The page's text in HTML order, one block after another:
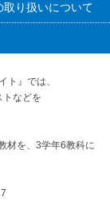
取り扱いについて
ト』 では、
トなどを
材を、3学年6教科に